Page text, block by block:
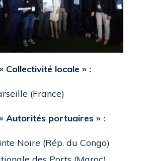
Collectivité locale » :
(France)
Autorités portuaires » :
Noire (Rép. du Congo)